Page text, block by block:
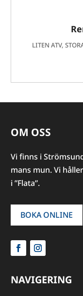
LITEN ATV,
OM OSS
Vi finns i
mans mun. Vi
i ”Flata”.
BOKA ONLINE
NAVIGERING